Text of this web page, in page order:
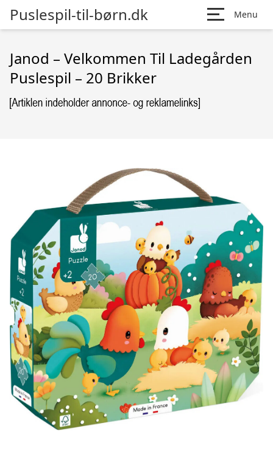
Puslespil-til-børn.dk Menu
Janod – Velkommen Til Ladegården
Puslespil – 20 Brikker